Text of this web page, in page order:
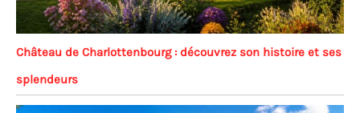
Château de Charlottenbourg : découvrez son histoire et ses
splendeurs